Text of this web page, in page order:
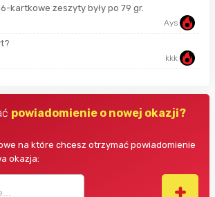
kartkowe zeszyty były po 79 gr.
Ays
kkk
powiadomienie o nowej okazji?
na które chcesz otrzymać powiadomienie
okazja: